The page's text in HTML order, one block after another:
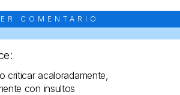
COMENTARIO
criticar acaloradamente,
con insultos